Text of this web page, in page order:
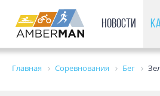
Новости
Главная Соревнования Бег